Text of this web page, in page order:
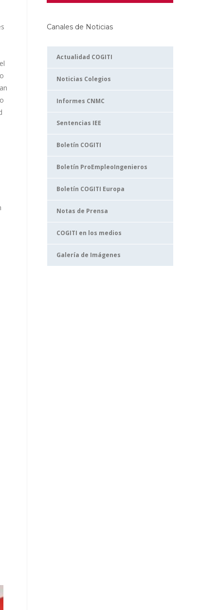
Canales de Noticias
Actualidad COGITI
Noticias Colegios
Informes CNMC
Sentencias IEE
Boletín COGITI
Boletín ProEmpleoIngenieros
Boletín COGITI Europa
Notas de Prensa
COGITI en los medios
Galería de Imágenes